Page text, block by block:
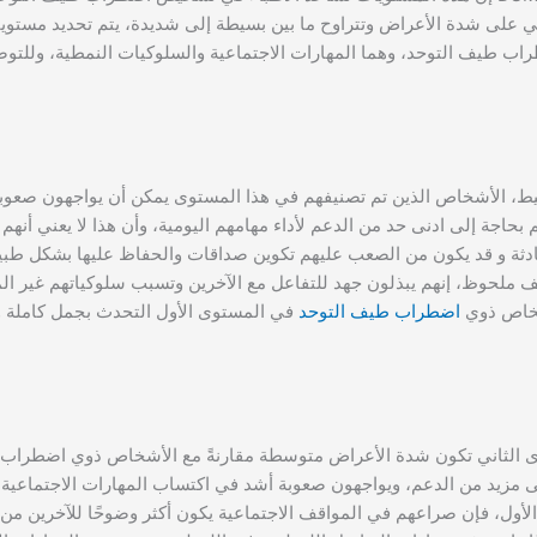
شدة الأعراض وتتراوح ما بين بسيطة إلى شديدة، يتم تحديد
التوحد، وهما المهارات الاجتماعية والسلوكيات النمطية،
الأشخاص الذين تم تصنيفهم في هذا المستوى يمكن أن يواجهون
إلى ادنى حد من الدعم لأداء مهامهم اليومية، وأن هذا لا يعني
و قد يكون من الصعب عليهم تكوين صداقات والحفاظ عليها بشكل
إنهم يبذلون جهد للتفاعل مع الآخرين وتسبب سلوكياتهم غير
ذوي اضطراب طيف التوحد في المستوى الأول التحدث بجمل
الثاني تكون شدة الأعراض متوسطة مقارنةً مع الأشخاص ذوي
مزيد من الدعم، ويواجهون صعوبة أشد في اكتساب المهارات
فإن صراعهم في المواقف الاجتماعية يكون أكثر وضوحًا للآخرين